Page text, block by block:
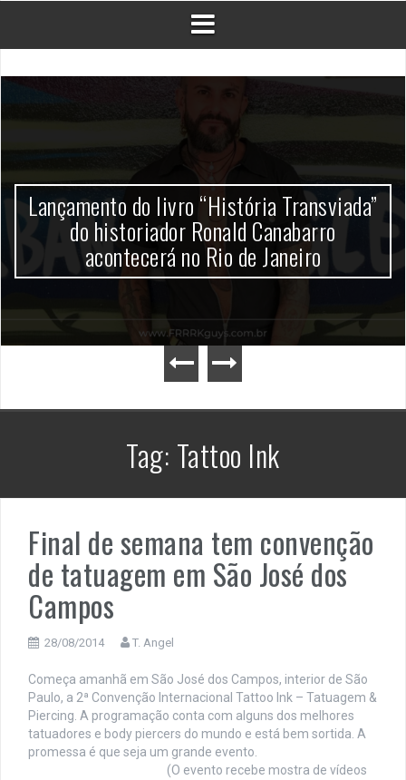
Lançamento do livro “História Transviada”
do historiador Ronald Canabarro
acontecerá no Rio de Janeiro
Tag: Tattoo Ink
Final de semana tem convenção
de tatuagem em São José dos
Campos
28/08/2014 T. Angel
Começa amanhã em São José dos Campos, interior de São
Paulo, a 2ª Convenção Internacional Tattoo Ink – Tatuagem &
Piercing. A programação conta com alguns dos melhores
tatuadores e body piercers do mundo e está bem sortida. A
promessa é que seja um grande evento.
(O evento recebe mostra de vídeos